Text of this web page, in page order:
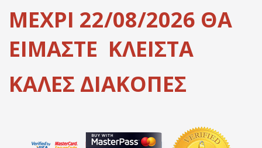
ΜΕΧΡΙ 22/08/2026 ΘΑ
ΕΙΜΑΣΤΕ ΚΛΕΙΣΤΑ
ΚΑΛΕΣ ΔΙΑΚΟΠΕΣ